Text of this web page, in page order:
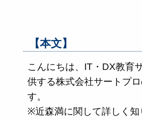
【本文】
こんにちは、IT・DX教育
供する株式会社サートプ
す。
※近森満に関して詳しく知